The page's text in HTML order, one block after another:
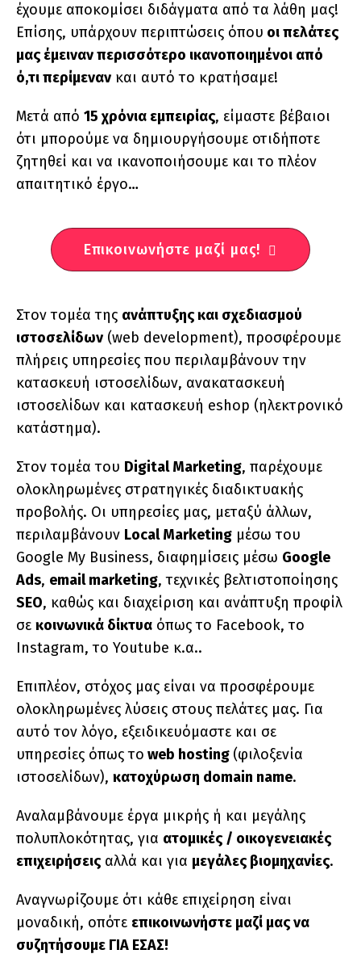
έχουμε αποκομίσει διδάγματα από τα λάθη μας!
Επίσης, υπάρχουν περιπτώσεις όπου οι πελάτες
μας έμειναν περισσότερο ικανοποιημένοι από
ό,τι περίμεναν και αυτό το κρατήσαμε!
Μετά από 15 χρόνια εμπειρίας, είμαστε βέβαιοι
ότι μπορούμε να δημιουργήσουμε οτιδήποτε
ζητηθεί και να ικανοποιήσουμε και το πλέον
απαιτητικό έργο…
Επικοινωνήστε μαζί μας!
Στον τομέα της ανάπτυξης και σχεδιασμού
ιστοσελίδων (web development), προσφέρουμε
πλήρεις υπηρεσίες που περιλαμβάνουν την
κατασκευή ιστοσελίδων, ανακατασκευή
ιστοσελίδων και κατασκευή eshop (ηλεκτρονικό
κατάστημα).
Στον τομέα του Digital Marketing, παρέχουμε
ολοκληρωμένες στρατηγικές διαδικτυακής
προβολής. Οι υπηρεσίες μας, μεταξύ άλλων,
περιλαμβάνουν Local Marketing μέσω του
Google My Business, διαφημίσεις μέσω Google
Ads, email marketing, τεχνικές βελτιστοποίησης
SEO, καθώς και διαχείριση και ανάπτυξη προφίλ
σε κοινωνικά δίκτυα όπως το Facebook, το
Instagram, το Youtube κ.α..
Επιπλέον, στόχος μας είναι να προσφέρουμε
ολοκληρωμένες λύσεις στους πελάτες μας. Για
αυτό τον λόγο, εξειδικευόμαστε και σε
υπηρεσίες όπως το web hosting (φιλοξενία
ιστοσελίδων), κατοχύρωση domain name.
Αναλαμβάνουμε έργα μικρής ή και μεγάλης
πολυπλοκότητας, για ατομικές / οικογενειακές
επιχειρήσειςαλλά και για μεγάλες βιομηχανίες.
Αναγνωρίζουμε ότι κάθε επιχείρηση είναι
μοναδική, οπότε επικοινωνήστε μαζί μας να
συζητήσουμε ΓΙΑ ΕΣΑΣ!